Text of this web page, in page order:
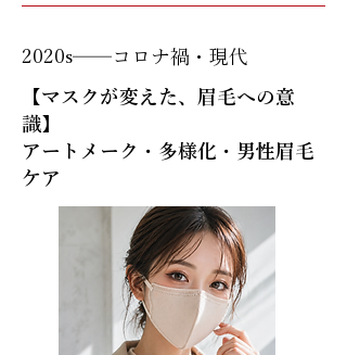
2020s──コロナ禍・現代
【マスクが変えた、眉毛への意
識】
アートメーク・多様化・男性眉毛
ケア